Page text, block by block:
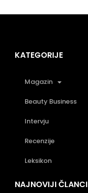
KATEGORIJE
Magazin
Beauty Business
Intervju
Recenzije
Leksikon
NAJNOVIJI ČLANCI